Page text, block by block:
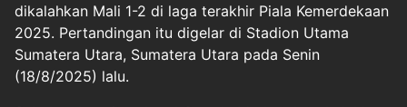
dikalahkan Mali 1-2 di laga terakhir Piala Kemerdekaan
2025. Pertandingan itu digelar di Stadion Utama
Sumatera Utara, Sumatera Utara pada Senin
(18/8/2025) lalu.